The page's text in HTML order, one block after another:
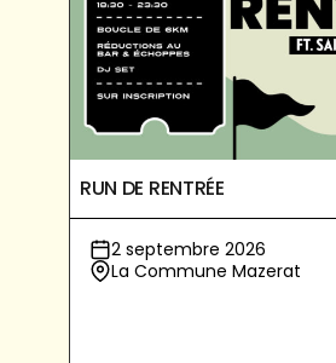
RUN DE RENTRÉE
2 septembre 2026
La Commune Mazerat